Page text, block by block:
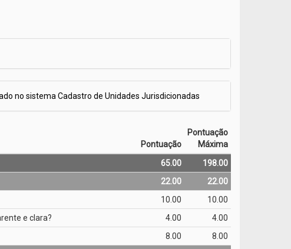
no sistema Cadastro de Unidades Jurisdicionadas
Pontuação
Pontuação
Máxima
65.00
198.00
22.00
22.00
10.00
10.00
e clara?
4.00
4.00
8.00
8.00